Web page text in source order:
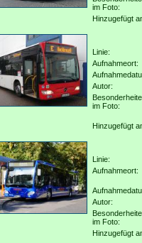
im Foto:
Hinzugefügt
Linie:
Aufnahmeort:
Autor:
im Foto:
Hinzugefügt
Linie:
Aufnahmeort:
Autor:
im Foto:
Hinzugefügt